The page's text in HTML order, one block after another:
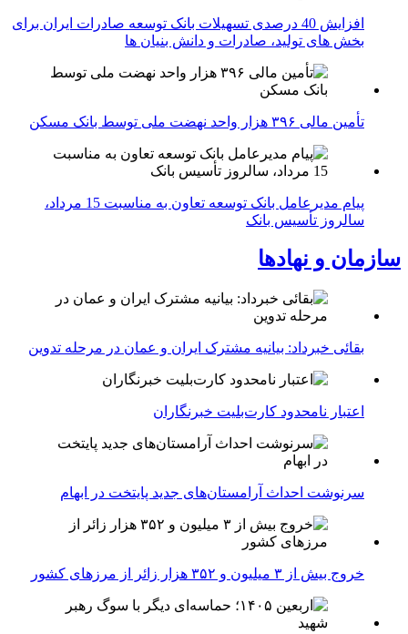
افزایش 40 درصدی تسهیلات بانک توسعه صادرات ایران برای
بخش های تولید، صادرات و دانش بنیان ها
تأمین مالی ۳۹۶ هزار واحد نهضت ملی توسط بانک مسکن
پیام مدیرعامل بانک توسعه تعاون به مناسبت 15 مرداد،
سالروز تأسیس بانک
سازمان و نهادها
بقائی خبرداد: بیانیه مشترک ایران و عمان در مرحله تدوین
اعتبار نامحدود کارت‌بلیت خبرنگاران
سرنوشت احداث آرامستان‌های جدید پایتخت در ابهام
خروج بیش از ۳ میلیون و ۳۵۲ هزار زائر از مرزهای کشور